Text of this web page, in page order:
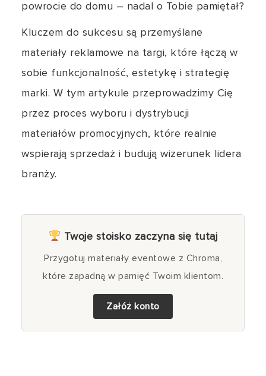
powrocie do domu – nadal o Tobie pamiętał?
Kluczem do sukcesu są przemyślane
materiały reklamowe na targi, które łączą w
sobie funkcjonalność, estetykę i strategię
marki. W tym artykule przeprowadzimy Cię
przez proces wyboru i dystrybucji
materiałów promocyjnych, które realnie
wspierają sprzedaż i budują wizerunek lidera
branży.
Twoje stoisko zaczyna się tutaj
Przygotuj materiały eventowe z Chroma,
które zapadną w pamięć Twoim klientom.
Załóż konto